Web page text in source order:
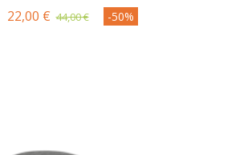
22,00 € 44,00 € -50%